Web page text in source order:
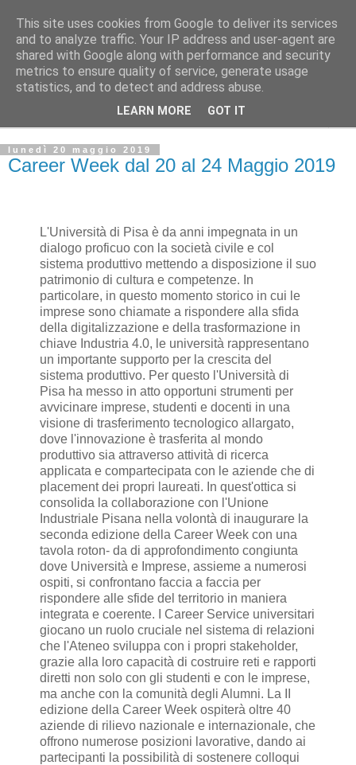
Dipartimento di Ingegneria Civile e Industriale :: Università
di Pisa :: Bacheca ufficiale
lunedì 20 maggio 2019
Career Week dal 20 al 24 Maggio 2019
L'Università di Pisa è da anni impegnata in un
dialogo proficuo con la società civile e col
sistema produttivo mettendo a disposizione il suo
patrimonio di cultura e competenze. In
particolare, in questo momento storico in cui le
imprese sono chiamate a rispondere alla sfida
della digitalizzazione e della trasformazione in
chiave Industria 4.0, le università rappresentano
un importante supporto per la crescita del
sistema produttivo. Per questo l'Università di
Pisa ha messo in atto opportuni strumenti per
avvicinare imprese, studenti e docenti in una
visione di trasferimento tecnologico allargato,
dove l'innovazione è trasferita al mondo
produttivo sia attraverso attività di ricerca
applicata e compartecipata con le aziende che di
placement dei propri laureati. In quest'ottica si
consolida la collaborazione con l'Unione
Industriale Pisana nella volontà di inaugurare la
seconda edizione della Career Week con una
tavola roton- da di approfondimento congiunta
dove Università e Imprese, assieme a numerosi
ospiti, si confrontano faccia a faccia per
rispondere alle sfide del territorio in maniera
integrata e coerente. I Career Service universitari
giocano un ruolo cruciale nel sistema di relazioni
che l'Ateneo sviluppa con i propri stakeholder,
grazie alla loro capacità di costruire reti e rapporti
diretti non solo con gli studenti e con le imprese,
ma anche con la comunità degli Alumni. La II
edizione della Career Week ospiterà oltre 40
aziende di rilievo nazionale e internazionale, che
offrono numerose posizioni lavorative, dando ai
partecipanti la possibilità di sostenere colloqui
This site uses cookies from Google to deliver its services
and to analyze traffic. Your IP address and user-agent are
shared with Google along with performance and security
metrics to ensure quality of service, generate usage
statistics, and to detect and address abuse.
LEARN MORE GOT IT